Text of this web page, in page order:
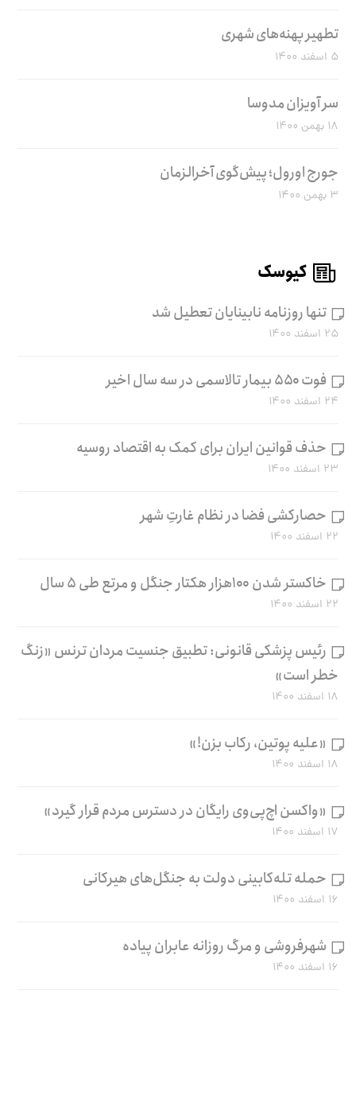
تطهیر پهنه‌های شهری
۵ اسفند ۱۴۰۰
سر آویزان مدوسا
۱۸ بهمن ۱۴۰۰
جورج اورول؛ پیش‌گوی آخرالزمان
۳ بهمن ۱۴۰۰
کیوسک
تنها روزنامه نابینایان تعطیل شد
۲۵ اسفند ۱۴۰۰
فوت ۵۵۰ بیمار تالاسمی در سه سال اخیر
۲۴ اسفند ۱۴۰۰
حذف قوانین ایران برای کمک به اقتصاد روسیه
۲۳ اسفند ۱۴۰۰
حصارکشی فضا در نظام غارتِ شهر
۲۲ اسفند ۱۴۰۰
خاکستر شدن ۱۰۰هزار هکتار جنگل و مرتع طی ۵ سال
۲۲ اسفند ۱۴۰۰
رئیس پزشکی قانونی: تطبیق جنسیت مردان ترنس «زنگ
خطر است»
۱۸ اسفند ۱۴۰۰
«علیه پوتین، رکاب بزن!»
۱۸ اسفند ۱۴۰۰
«واکسن اچ‌پی‌وی رایگان در دسترس مردم قرار گیرد»
۱۷ اسفند ۱۴۰۰
حمله تله‌کابینی دولت به جنگل‌های هیرکانی
۱۶ اسفند ۱۴۰۰
شهرفروشی و مرگ روزانه عابران پیاده
۱۶ اسفند ۱۴۰۰